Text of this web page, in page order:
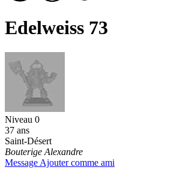
Edelweiss 73
Niveau 0
37 ans
Saint-Désert
Bouterige Alexandre
Message Ajouter comme ami